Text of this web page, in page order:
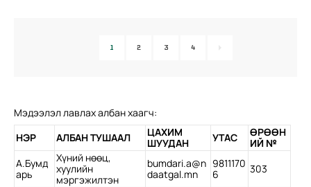
1 2 3 4
Мэдээлэл лавлах албан хаагч:
НЭР
АЛБАН ТУШААЛ
ЦАХИМ
ШУУДАН
УТАС
ӨРӨӨН
ИЙ №
А.Бумд
арь
Хүний нөөц,
хуулийн
мэргэжилтэн
bumdari.a@n
daatgal.mn
9811170
6
303